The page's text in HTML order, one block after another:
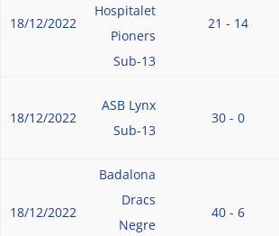
18/12/2022
Hospitalet
Pioners
Sub-13
21 - 14
18/12/2022
ASB Lynx
Sub-13
30 - 0
18/12/2022
Badalona
Dracs
Negre
40 - 6